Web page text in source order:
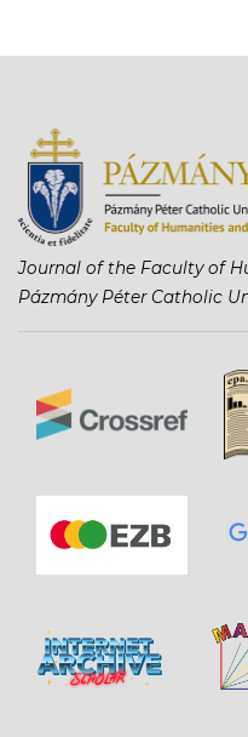
Journal of the Faculty of
Pázmány Péter Catholic